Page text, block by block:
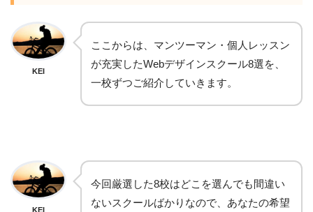
KEI
ここからは、マンツーマン・個人レッスン
が充実したWebデザインスクール8選を、
一校ずつご紹介していきます。
KEI
今回厳選した8校はどこを選んでも間違い
ないスクールばかりなので、あなたの希望